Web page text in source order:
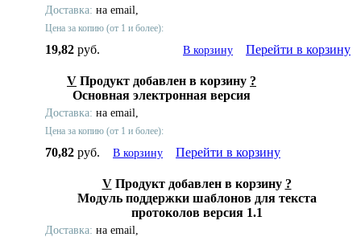
Доставка: на email,
Цена за копию (от 1 и более):
19,82 руб. В корзину Перейти в корзину
V Продукт добавлен в корзину ?
Основная электронная версия
Доставка: на email,
Цена за копию (от 1 и более):
70,82 руб. В корзину Перейти в корзину
V Продукт добавлен в корзину ?
Модуль поддержки шаблонов для текста
протоколов версия 1.1
Доставка: на email,